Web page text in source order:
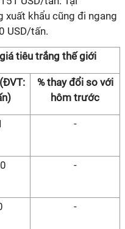
xuất khẩu cũng đi ngang
USD/tấn.
tiêu trắng thế giới
% thay đổi so với
hôm trước
-
-
-